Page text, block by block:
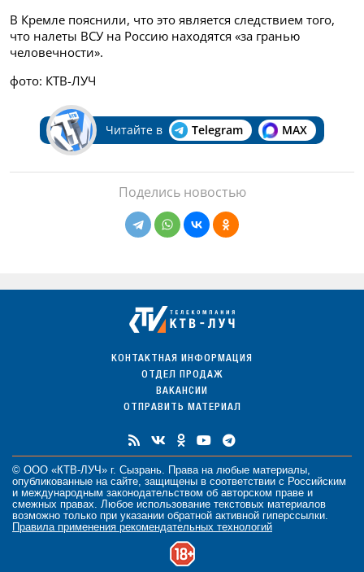
В Кремле пояснили, что это является следствием того,
что налеты ВСУ на Россию находятся «за гранью
человечности».
фото: КТВ-ЛУЧ
Читайте в Telegram MAX
Поделись новостью
КОНТАКТНАЯ ИНФОРМАЦИЯ
ОТДЕЛ ПРОДАЖ
ВАКАНСИИ
ОТПРАВИТЬ МАТЕРИАЛ
© ООО «КТВ-ЛУЧ» г. Сызрань. Права на любые материалы
опубликованные на сайте, защищены в соответствии с Российским
и международным законодательством об авторском праве и
смежных правах. Любое использование текстовых материалов
возможно только при указании обратной активной гиперссылки.
Правила применения рекомендательных технологий